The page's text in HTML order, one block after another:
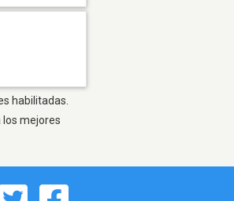
habilitadas.
mejores